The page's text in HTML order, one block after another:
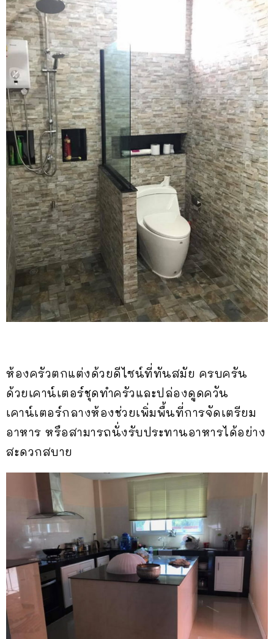
ห้องครัวตกแต่งด้วยดีไซน์ที่ทันสมัย ครบครัน
ด้วยเคาน์เตอร์ชุดทำครัวและปล่องดูดควัน
เคาน์เตอร์กลางห้องช่วยเพิ่มพื้นที่การจัดเตรียม
อาหาร หรือสามารถนั่งรับประทานอาหารได้อย่าง
สะดวกสบาย